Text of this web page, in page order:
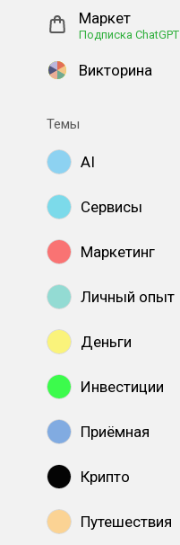
Маркет
Подписка ChatGPT
Викторина
Темы
AI
Сервисы
Маркетинг
Личный опыт
Деньги
Инвестиции
Приёмная
Крипто
Путешествия